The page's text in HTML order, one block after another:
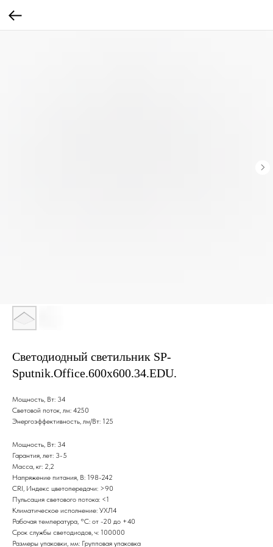
Светодиодный светильник SP-
Sputnik.Office.600х600.34.EDU.
Мощность, Вт: 34
Световой поток, лм: 4250
Энергоэффективность, лм/Вт: 125
Мощность, Вт: 34
Гарантия, лет: 3-5
Масса, кг: 2,2
Напряжение питания, В: 198-242
CRI, Индекс цветопередачи: >90
Пульсация светового потока: <1
Климатическое исполнение: УХЛ4
Рабочая температура, °С: от -20 до +40
Срок службы светодиодов, ч: 100000
Размеры упаковки, мм: Групповая упаковка